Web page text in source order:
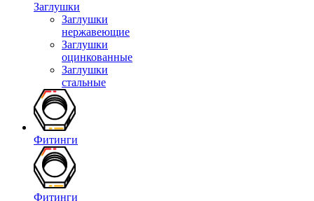
Заглушки
Заглушки
нержавеющие
Заглушки
оцинкованные
Заглушки
стальные
Фитинги
Фитинги